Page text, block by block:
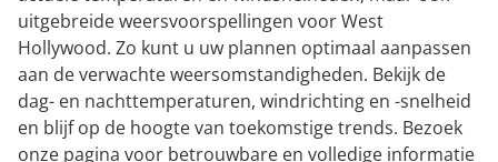
uitgebreide weersvoorspellingen voor West
Hollywood. Zo kunt u uw plannen optimaal aanpassen
aan de verwachte weersomstandigheden. Bekijk de
dag- en nachttemperaturen, windrichting en -snelheid
en blijf op de hoogte van toekomstige trends. Bezoek
onze pagina voor betrouwbare en volledige informatie